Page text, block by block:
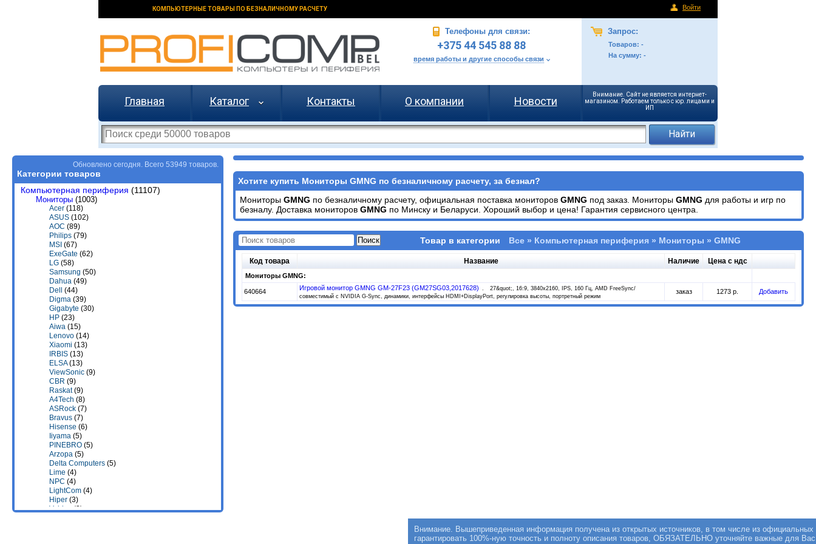
КОМПЬЮТЕРНЫЕ ТОВАРЫ ПО БЕЗНАЛИЧНОМУ РАСЧЕТУ Войти
Телефоны для связи:
+375 44 545 88 88
время работы и другие способы связи
Запрос:
Товаров: -
На сумму: -
Главная Каталог Контакты О компании Новости
Внимание. Сайт не является интернет-
магазином. Работаем только с юр. лицами и
ИП
Обновлено сегодня. Всего 53949 товаров.
Категории товаров
Компьютерная периферия (11107)
Мониторы (1003)
Acer (118)
ASUS (102)
AOC (89)
Philips (79)
MSI (67)
ExeGate (62)
LG (58)
Samsung (50)
Dahua (49)
Dell
(44)
Digma (39)
Gigabyte (30)
HP (23)
Aiwa (15)
Lenovo (14)
Xiaomi (13)
IRBIS (13)
ELSA(13)
ViewSonic (9)
CBR (9)
Raskat(9)
A4Tech (8)
ASRock (7)
Bravus (7)
Hisense (6)
Iiyama (5)
PINEBRO (5)
Arzopa (5)
Delta Computers (5)
Lime (4)
NPC (4)
LightCom (4)
Hiper (3)
Valday(3)
Хотите купить Мониторы GMNG по безналичному расчету, за безнал?
Мониторы GMNG по безналичному расчету, официальная поставка мониторов GMNG под заказ. Мониторы GMNG для работы и игр по
безналу. Доставка мониторов GMNG по Минску и Беларуси. Хороший выбор и цена! Гарантия сервисного центра.
Товар в категории Все » Компьютерная периферия » Мониторы » GMNG
Код товара Название Наличие Цена с ндс
Мониторы GMNG:
640664 Игровой монитор GMNG GM-27F23 (GM27SG03,2017628)
27&quot;, 16:9, 3840x2160, IPS, 160 Гц, AMD FreeSync/
совместимый с NVIDIA G-Sync, динамики, интерфейсы HDMI+DisplayPort, регулировка высоты, портретный режим
заказ 1273 р. Добавить
Внимание. Вышеприведенная информация получена из открытых источников, в том числе из
гарантировать 100%-ную точность и полноту описания товаров, ОБЯЗАТЕЛЬНО уточняйте важные для